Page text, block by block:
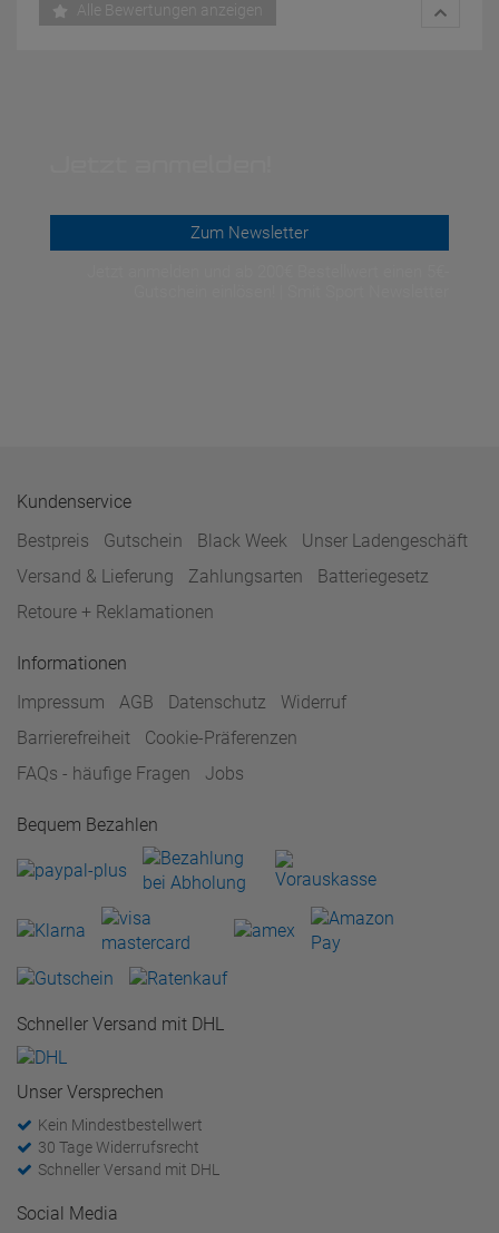
Alle Bewertungen anzeigen
Zum Newsletter
Kundenservice
Bestpreis
Gutschein Black Week
Unser Ladengeschäft
Versand & Lieferung
Zahlungsarten
Batteriegesetz
Retoure + Reklamationen
Informationen
Impressum
AGB Datenschutz
Widerruf
Barrierefreiheit
Cookie-Präferenzen
FAQs - häufige Fragen
Jobs
Bequem Bezahlen
Schneller Versand mit DHL
Unser Versprechen
Kein Mindestbestellwert
30 Tage Widerrufsrecht
Schneller Versand mit DHL
Social Media